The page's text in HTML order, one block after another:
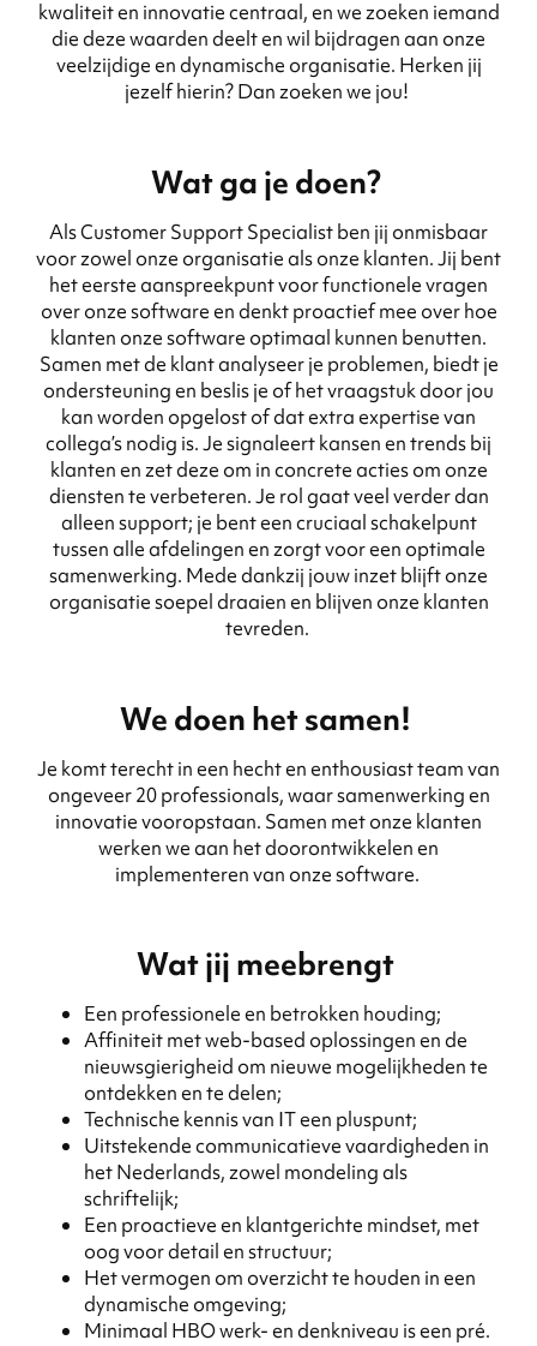
kwaliteit en innovatie centraal, en we zoeken iemand
die deze waarden deelt en wil bijdragen aan onze
veelzijdige en dynamische organisatie. Herken jij
jezelf hierin? Dan zoeken we jou!
Wat ga je doen?
Als Customer Support Specialist ben jij onmisbaar
voor zowel onze organisatie als onze klanten. Jij bent
het eerste aanspreekpunt voor functionele vragen
over onze software en denkt proactief mee over hoe
klanten onze software optimaal kunnen benutten.
Samen met de klant analyseer je problemen, biedt je
ondersteuning en beslis je of het vraagstuk door jou
kan worden opgelost of dat extra expertise van
collega’s nodig is. Je signaleert kansen en trends bij
klanten en zet deze om in concrete acties om onze
diensten te verbeteren. Je rol gaat veel verder dan
alleen support; je bent een cruciaal schakelpunt
tussen alle afdelingen en zorgt voor een optimale
samenwerking. Mede dankzij jouw inzet blijft onze
organisatie soepel draaien en blijven onze klanten
tevreden.
We doen het samen!
Je komt terecht in een hecht en enthousiast team van
ongeveer 20 professionals, waar samenwerking en
innovatie vooropstaan. Samen met onze klanten
werken we aan het doorontwikkelen en
implementeren van onze software.
Wat jij meebrengt
Een professionele en betrokken houding;
Affiniteit met web-based oplossingen en de
nieuwsgierigheid om nieuwe mogelijkheden te
ontdekken en te delen;
Technische kennis van IT een pluspunt;
Uitstekende communicatieve vaardigheden in
het Nederlands, zowel mondeling als
schriftelijk;
Een proactieve en klantgerichte mindset, met
oog voor detail en structuur;
Het vermogen om overzicht te houden in een
dynamische omgeving;
Minimaal HBO werk- en denkniveau is een pré.